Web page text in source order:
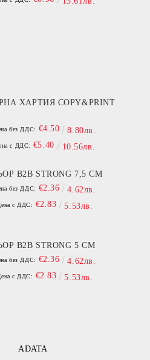
ХАРТИЯ COPY&PRINT
без ДДС: €4.50 8.80лв.
с ДДС: €5.40 10.56лв.
B2B STRONG 7,5 СМ
без ДДС: €2.36 4.62лв.
с ДДС: €2.83 5.53лв.
B2B STRONG 5 СМ
без ДДС: €2.36 4.62лв.
с ДДС: €2.83 5.53лв.
ADATA